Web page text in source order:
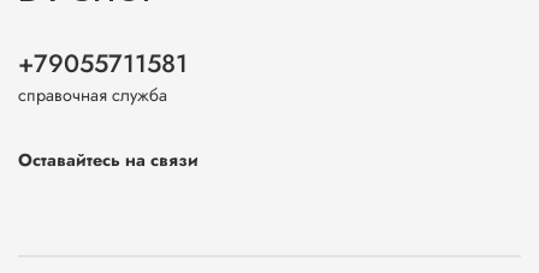
+79055711581
справочная служба
Оставайтесь на связи